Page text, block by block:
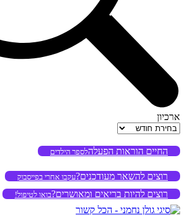
ארכיון
ארכיון
החיים הוראות הפעלהלספר הילדים
רוצים להשאר מעודכנים?עקבו אחרי בפייסבוק
רוצים להיות בריאים ומאושרים?בואו לטיפול!